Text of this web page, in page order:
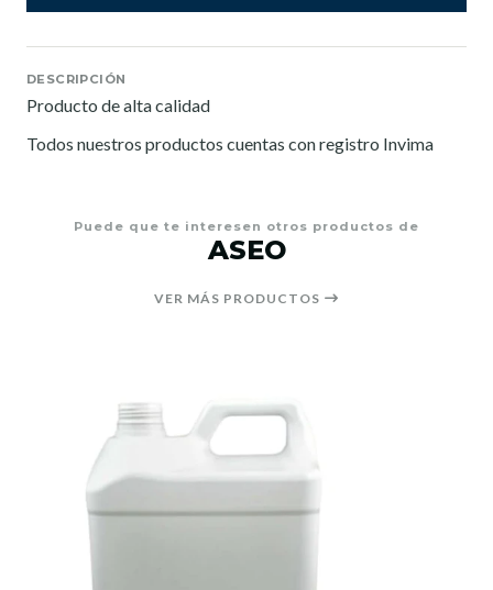
DESCRIPCIÓN
Producto de alta calidad
Todos nuestros productos cuentas con registro Invima
Puede que te interesen otros productos de
ASEO
VER MÁS PRODUCTOS